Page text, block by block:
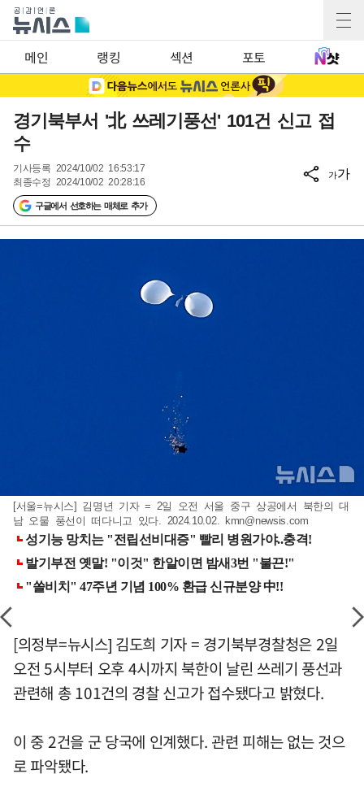
메인 랭킹 섹션 포토
경기북부서 '北 쓰레기풍선' 101건 신고 접
수
기사등록 2024/10/02 16:53:17
최종수정 2024/10/02 20:28:16
구글에서 선호하는 매체로 추가
가가
[서울=뉴시스] 김명년 기자 = 2일 오전 서울 중구 상공에서 북한의 대
남 오물 풍선이 떠다니고 있다. 2024.10.02. kmn@newsis.com
[의정부=뉴시스] 김도희 기자 = 경기북부경찰청은 2일
오전 5시부터 오후 4시까지 북한이 날린 쓰레기 풍선과
관련해 총 101건의 경찰 신고가 접수됐다고 밝혔다.
이 중 2건을 군 당국에 인계했다. 관련 피해는 없는 것으
로 파악됐다.